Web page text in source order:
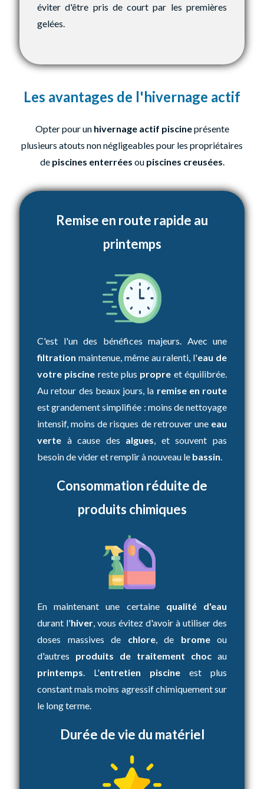
éviter d'être pris de court par les premières
gelées.
Les avantages de l'hivernage actif
Opter pour un hivernage actif piscineprésente
plusieurs atouts non négligeables pour les propriétaires
de piscines enterrées ou piscines creusées
Remise en route rapide au
printemps
C'est l'un des bénéfices majeurs. Avec une
filtration maintenue, même au ralenti, l'eau de
votre piscine reste plus propre et équilibrée.
Au retour des beaux jours, la remise en route
est grandement simplifiée : moins de nettoyage
intensif, moins de risques de retrouver une eau
verte à cause des algues , et souvent pas
besoin de vider et remplir à nouveau le bassin
Consommation réduite de
produits chimiques
En maintenant une certaine qualité d'eau
durant l'hiver , vous évitez d'avoir à utiliser des
doses massives de chlore, de bromeou
d'autres produits de traitement choc au
printemps . L'entretien piscine est plus
constant mais moins agressif chimiquement sur
le long terme.
Durée de vie du matériel